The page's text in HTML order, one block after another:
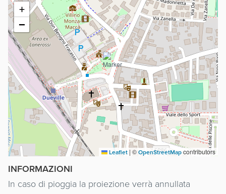
+
−
Leaflet | ©OpenStreetMapcontributors
INFORMAZIONI
In caso di pioggia la proiezione verrà annullata